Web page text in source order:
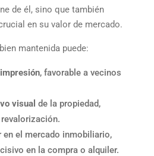
de él, sino que también
en su valor de mercado.
mantenida puede:
, favorable a vecinos
visual de la propiedad,
el mercado inmobiliario,
en la compra o alquiler.